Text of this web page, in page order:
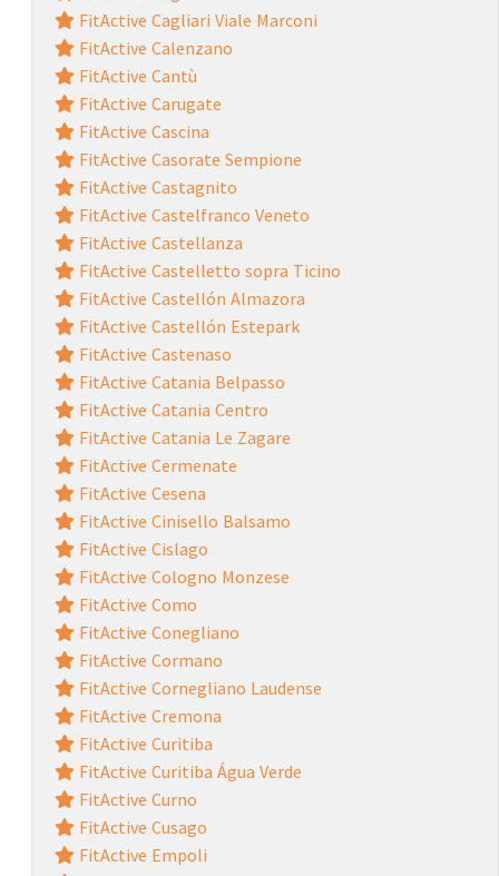
FitActive Cagliari Viale Marconi
FitActive Calenzano
FitActive Cantù
FitActive Carugate
FitActive Cascina
FitActive Casorate Sempione
FitActive Castagnito
FitActive Castelfranco Veneto
FitActive Castellanza
FitActive Castelletto sopra Ticino
FitActive Castellón Almazora
FitActive Castellón Estepark
FitActive Castenaso
FitActive Catania Belpasso
FitActive Catania Centro
FitActive Catania Le Zagare
FitActive Cermenate
FitActive Cesena
FitActive Cinisello Balsamo
FitActive Cislago
FitActive Cologno Monzese
FitActive Como
FitActive Conegliano
FitActive Cormano
FitActive Cornegliano Laudense
FitActive Cremona
FitActive Curitiba
FitActive Curitiba Água Verde
FitActive Curno
FitActive Cusago
FitActive Empoli